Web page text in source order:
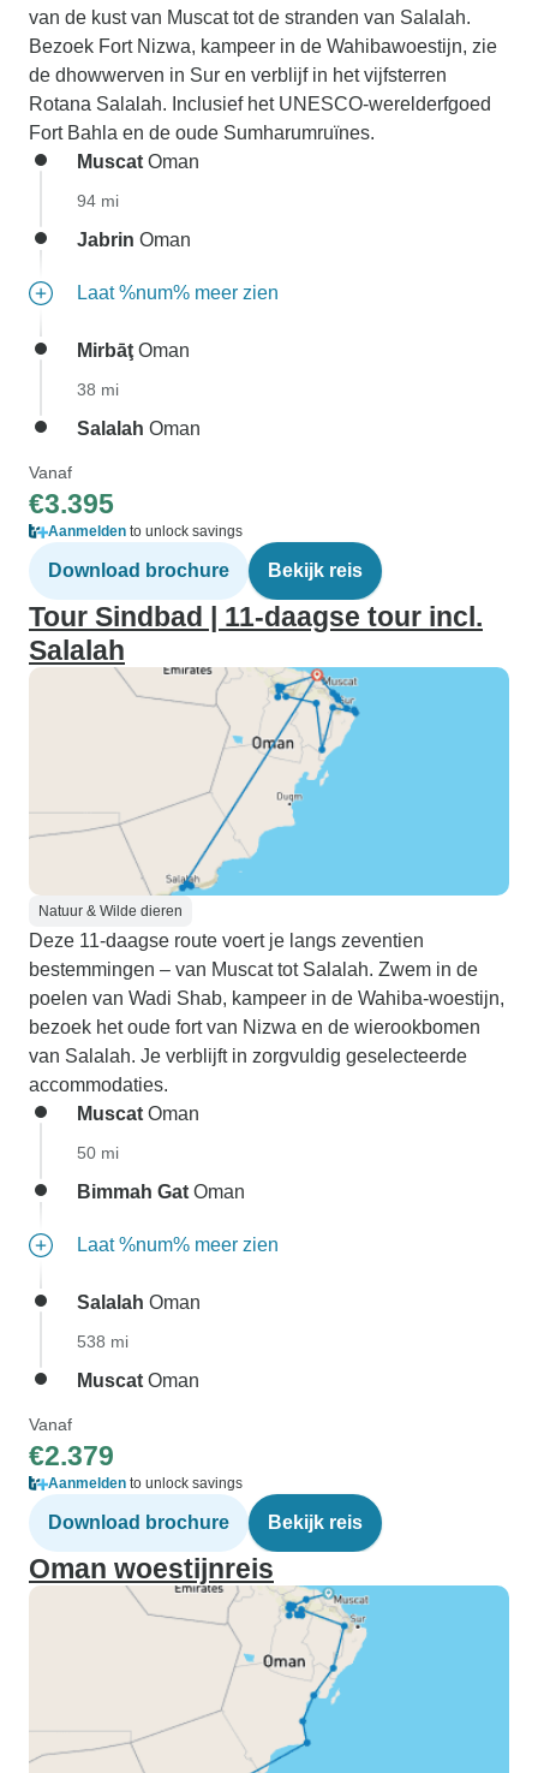
van de kust van Muscat tot de stranden van Salalah.
Bezoek Fort Nizwa, kampeer in de Wahibawoestijn, zie
de dhowwerven in Sur en verblijf in het vijfsterren
Rotana Salalah. Inclusief het UNESCO-werelderfgoed
Fort Bahla en de oude Sumharumruïnes.
Muscat Oman
94 mi
Jabrin Oman
Laat %num% meer zien
Mirbāţ Oman
38 mi
Salalah Oman
Vanaf
€3.395
Aanmelden to unlock savings
Download brochure Bekijk reis
Tour Sindbad | 11-daagse tour incl.
Salalah
Natuur & Wilde dieren
Deze 11-daagse route voert je langs zeventien
bestemmingen – van Muscat tot Salalah. Zwem in de
poelen van Wadi Shab, kampeer in de Wahiba-woestijn,
bezoek het oude fort van Nizwa en de wierookbomen
van Salalah. Je verblijft in zorgvuldig geselecteerde
accommodaties.
Muscat Oman
50 mi
Bimmah Gat Oman
Laat %num% meer zien
Salalah Oman
538 mi
Muscat Oman
Vanaf
€2.379
Aanmelden to unlock savings
Download brochure Bekijk reis
Oman woestijnreis